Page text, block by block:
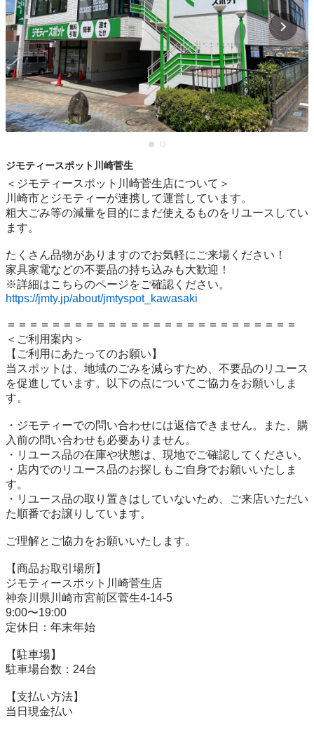
ジモティースポット川崎菅生
＜ジモティースポット川崎菅生店について＞
川崎市とジモティーが連携して運営しています。
粗⼤ごみ等の減量を⽬的にまだ使えるものをリユースしてい
ます。
たくさん品物がありますのでお気軽にご来場ください！
家具家電などの不要品の持ち込みも大歓迎！
https://jmty.jp/about/jmtyspot_kawasaki
＝＝＝＝＝＝＝＝＝＝＝＝＝＝＝＝＝＝＝＝＝＝＝＝＝＝
＜ご利用案内＞
【ご利用にあたってのお願い】
当スポットは、地域のごみを減らすため、不要品のリユース
を促進しています。以下の点についてご協力をお願いしま
す。
・ジモティーでの問い合わせには返信できません。また、購
入前の問い合わせも必要ありません。
・リユース品の在庫や状態は、現地でご確認してください。
・店内でのリユース品のお探しもご自身でお願いいたしま
す。
・リユース品の取り置きはしていないため、ご来店いただい
た順番でお譲りしています。
ご理解とご協力をお願いいたします。
【商品お取引場所】
ジモティースポット川崎菅生店
神奈川県川崎市宮前区菅生4-14-5
9:00〜19:00
定休日：年末年始
【駐⾞場】
駐車場台数：24台
【⽀払い⽅法】
当日現金払い